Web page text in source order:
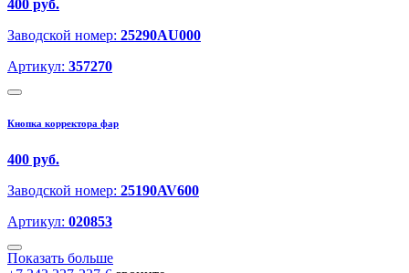
400 руб.
Заводской номер: 25290AU000
Артикул: 357270
Кнопка корректора фар
400 руб.
Заводской номер: 25190AV600
Артикул: 020853
Показать больше